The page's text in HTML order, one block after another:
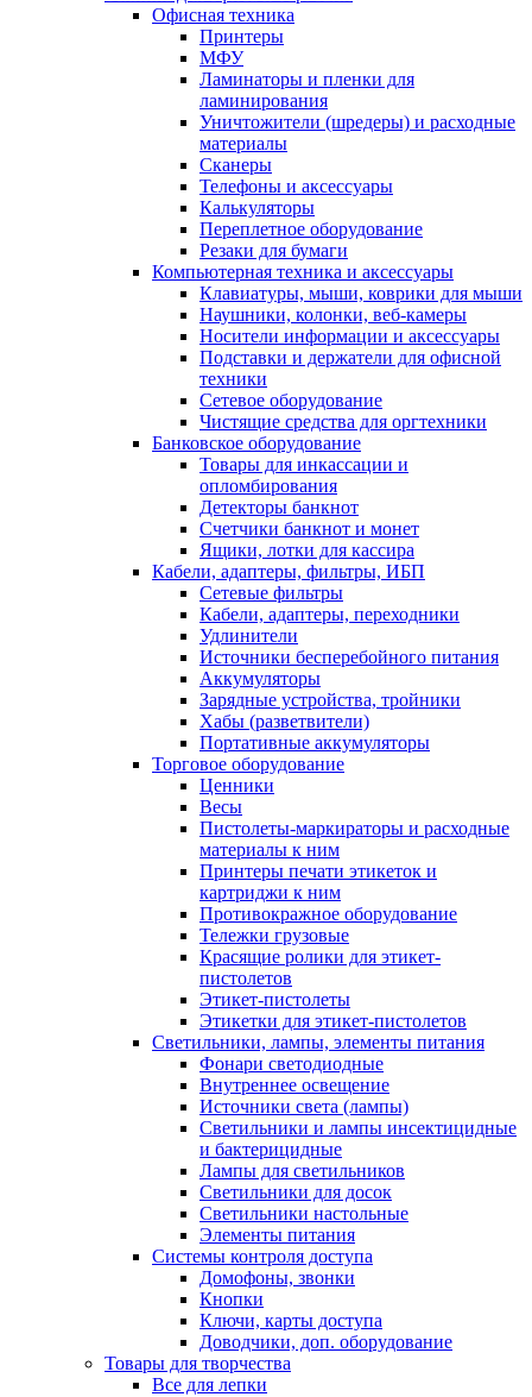
Офисная техника
Принтеры
МФУ
Ламинаторы и пленки для
ламинирования
Уничтожители (шредеры) и расходные
материалы
Сканеры
Телефоны и аксессуары
Калькуляторы
Переплетное оборудование
Резаки для бумаги
Компьютерная техника и аксессуары
Клавиатуры, мыши, коврики для мыши
Наушники, колонки, веб-камеры
Носители информации и аксессуары
Подставки и держатели для офисной
техники
Сетевое оборудование
Чистящие средства для оргтехники
Банковское оборудование
Товары для инкассации и
опломбирования
Детекторы банкнот
Счетчики банкнот и монет
Ящики, лотки для кассира
Кабели, адаптеры, фильтры, ИБП
Сетевые фильтры
Кабели, адаптеры, переходники
Удлинители
Источники бесперебойного питания
Аккумуляторы
Зарядные устройства, тройники
Хабы (разветвители)
Портативные аккумуляторы
Торговое оборудование
Ценники
Весы
Пистолеты-маркираторы и расходные
материалы к ним
Принтеры печати этикеток и
картриджи к ним
Противокражное оборудование
Тележки грузовые
Красящие ролики для этикет-
пистолетов
Этикет-пистолеты
Этикетки для этикет-пистолетов
Светильники, лампы, элементы питания
Фонари светодиодные
Внутреннее освещение
Источники света (лампы)
Светильники и лампы инсектицидные
и бактерицидные
Лампы для светильников
Светильники для досок
Светильники настольные
Элементы питания
Системы контроля доступа
Домофоны, звонки
Кнопки
Ключи, карты доступа
Доводчики, доп. оборудование
Товары для творчества
Все для лепки